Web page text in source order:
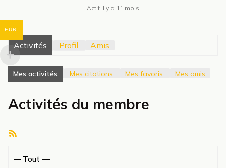
Actif il y a 11 mois
Activités Profil Amis
Mes activités Mes citations Mes favoris Mes amis
Activités du membre
EUR